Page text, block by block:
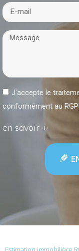
J'accepte le
conformément au
en savoir +